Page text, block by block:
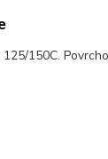
150C.